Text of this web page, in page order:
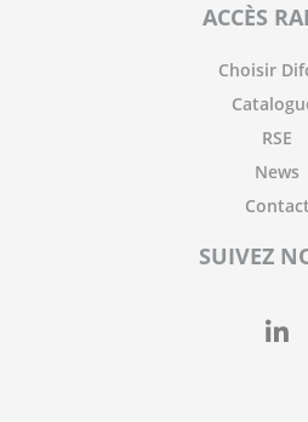
ACCÈS
Choisir
RSE
News
Contact
SUIVEZ